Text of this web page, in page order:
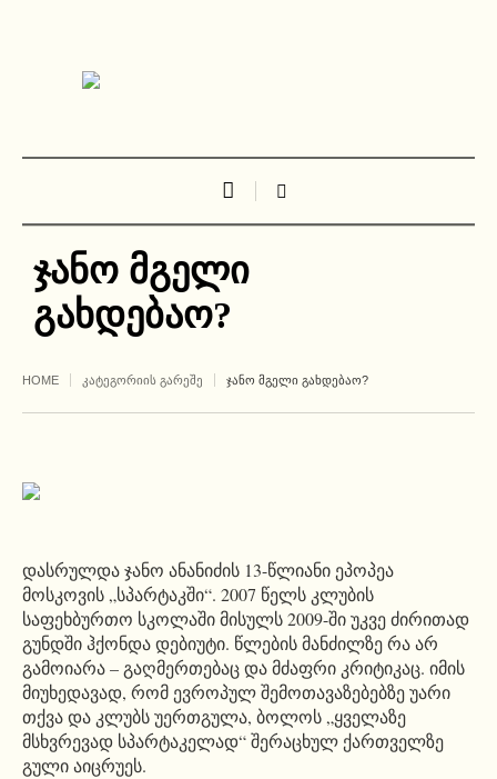
ჯანო მგელი
გახდებაო?
HOME ᲙᲐᲢᲔᲒᲝᲠᲘᲘᲡ ᲒᲐᲠᲔᲨᲔ ᲯᲐᲜᲝ ᲛᲒᲔᲚᲘ ᲒᲐᲮᲓᲔᲑᲐᲝ?
დასრულდა ჯანო ანანიძის 13-წლიანი ეპოპეა
მოსკოვის „სპარტაკში“. 2007 წელს კლუბის
საფეხბურთო სკოლაში მისულს 2009-ში უკვე ძირითად
გუნდში ჰქონდა დებიუტი. წლების მანძილზე რა არ
გამოიარა – გაღმერთებაც და მძაფრი კრიტიკაც. იმის
მიუხედავად, რომ ევროპულ შემოთავაზებებზე უარი
თქვა და კლუბს უერთგულა, ბოლოს „ყველაზე
მსხვრევად სპარტაკელად“ შერაცხულ ქართველზე
გული აიცრუეს.